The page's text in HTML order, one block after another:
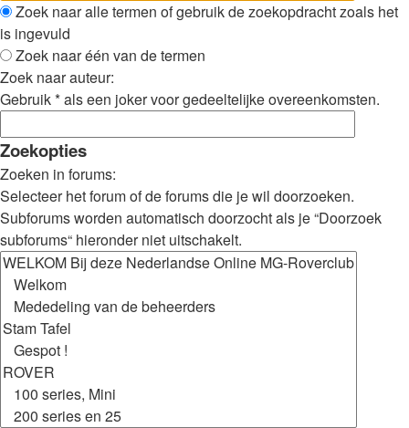
Zoek naar alle termen of gebruik de zoekopdracht zoals het
is ingevuld
Zoek naar één van de termen
Zoek naar auteur:
Gebruik * als een joker voor gedeeltelijke overeenkomsten.
Zoekopties
Zoeken in forums:
Selecteer het forum of de forums die je wil doorzoeken.
Subforums worden automatisch doorzocht als je “Doorzoek
subforums“ hieronder niet uitschakelt.